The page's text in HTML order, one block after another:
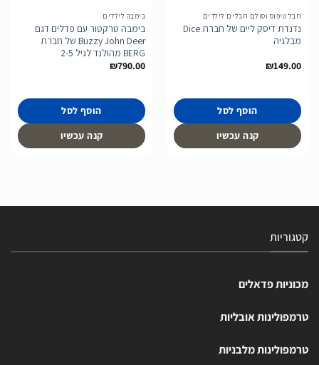
חבל טיפוס וסולם חבלים לילדים
נדנדת דיסק ליים של חברת Dice
מבלגיה
₪149.00
הוסף לסל
קנה עכשיו
בימבה לילדים
בימבה טרקטור עם פדלים דגם
Buzzy John Deer של חברת
BERG מהולנד לגיל 2-5
₪790.00
הוסף לסל
קנה עכשיו
קטגוריות
מכוניות פדאלים
טרמפולינות אובליות
טרמפולינות מלבניות